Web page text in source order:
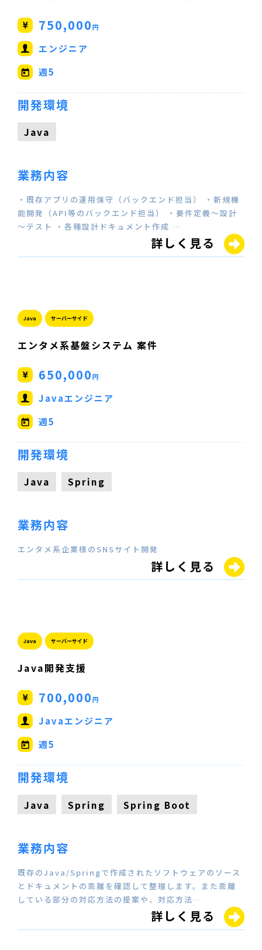
750,000円
エンジニア
週5
開発環境
Java
業務内容
・既存アプリの運用保守（バックエンド担当） ・新規機
能開発（API等のバックエンド担当） ・要件定義～設計
～テスト ・各種設計ドキュメント作成 …
詳しく見る
Java サーバーサイド
エンタメ系基盤システム 案件
650,000円
Javaエンジニア
週5
開発環境
Java Spring
業務内容
エンタメ系企業様のSNSサイト開発
詳しく見る
Java サーバーサイド
Java開発支援
700,000円
Javaエンジニア
週5
開発環境
Java Spring Spring Boot
業務内容
既存のJava/Springで作成されたソフトウェアのソース
とドキュメントの乖離を確認して整理します。また乖離
している部分の対応方法の提案や、対応方法…
詳しく見る